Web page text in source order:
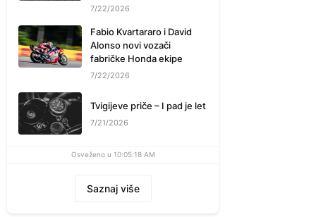
7/22/2026
Fabio Kvartararo i David
Alonso novi vozači
fabričke Honda ekipe
7/22/2026
Tvigijeve priče – I pad je let
7/21/2026
Osveženo u 10:05:18 AM
Saznaj više